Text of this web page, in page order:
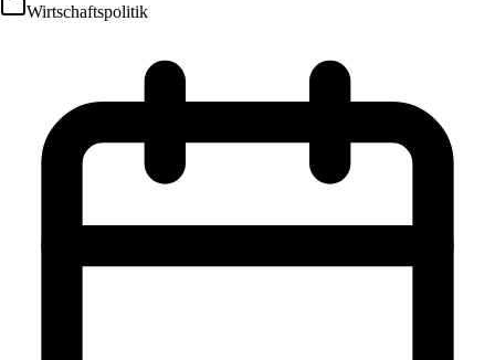
Wirtschaftspolitik